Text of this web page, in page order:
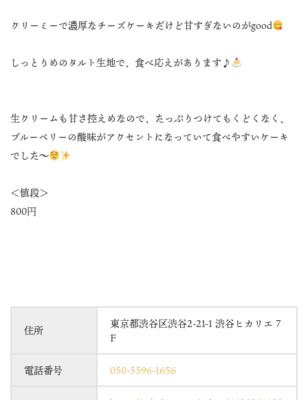
クリーミーで濃厚なチーズケーキだけど甘すぎないのがgood
しっとりめのタルト生地で、食べ応えがあります♪
生クリームも甘さ控えめなので、たっぷりつけてもくどくなく、
ブルーベリーの酸味がアクセントになっていて食べやすいケーキ
でした〜
＜値段＞
800円
住所
東京都渋谷区渋谷2-21-1 渋谷ヒカリエ 7
F
電話番号 050-5596-1656